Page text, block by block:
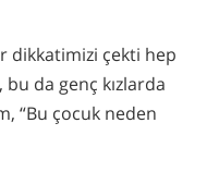
dikkatimizi çekti hep
da genç kızlarda
“Bu çocuk neden